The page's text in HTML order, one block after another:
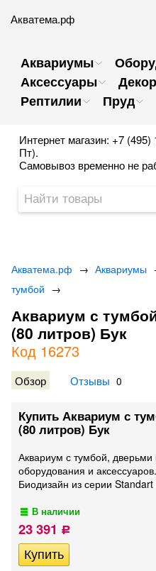
Акватема.рф
Аквариумы
Аксессуары
Декор
Рептилии
Пруд
Интернет магазин: +7
Пт).
Самовывоз временно не
Акватема.рф → Аквариумы
тумбой →
Аквариум с
(80 литров) Бук
Код 16273
Обзор Отзывы 0
Купить Аквариум с
(80 литров) Бук
Аквариум с тумбой, дверьми
оборудования и
Биодизайн из серии
В наличии
23 391 Р